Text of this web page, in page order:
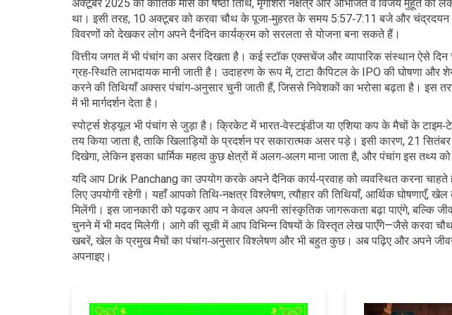
अक्टूबर 2025 को कार्तिक मास की षष्ठी तिथि, मृगशिरा नक्षत्र और अभिजित व विजय मुहूर्त को
था। इसी तरह, 10 अक्टूबर को करवा चौथ के पूजा‑मुहरत के समय 5:57‑7:11 बजे और चंद्रदयन
विवरणों को देखकर लोग अपने दैनंदिन कार्यक्रम को सरलता से योजना बना सकते हैं।
वित्तीय जगत में भी पंचांग का असर दिखता है। कई स्टॉक एक्सचेंज और व्यापारिक संस्थान ऐसे
ग्रह‑स्थिति लाभदायक मानी जाती है। उदाहरण के रूप में, टाटा कैपिटल के IPO की घोषणा और
करने की तिथियाँ अक्सर पंचांग‑अनुसार चुनी जाती हैं, जिससे निवेशकों का भरोसा बढ़ता है। इस
में भी मार्गदर्शन देता है।
स्पोर्ट्स शेड्यूल भी पंचांग से जुड़ा है। क्रिकेट में भारत‑वेस्टइंडीज या एशिया कप के मैचों के
तय किया जाता है, ताकि खिलाड़ियों के प्रदर्शन पर सकारात्मक असर पड़े। इसी कारण, 21
दिखेगा, लेकिन इसका धार्मिक महत्व कुछ क्षेत्रों में अलग‑अलग माना जाता है, और पंचांग इस तथ्य को
यदि आप Drik Panchang का उपयोग करके अपने दैनिक कार्य‑प्रवाह को व्यवस्थित करना चाहते
लिए उपयोगी रहेगी। यहाँ आपको तिथि‑नक्षत्र विश्लेषण, त्यौहार की तिथियाँ, आर्थिक घोषणाएँ,
मिलेंगी। इस जानकारी को पढ़कर आप न केवल अपनी सांस्कृतिक जागरूकता बढ़ा पाएंगे, बल्कि
चुनने में भी मदद मिलेगी। आगे की सूची में आप विभिन्न विषयों के विस्तृत लेख पाएँगे—जैसे करवा
खबरें, खेल के प्रमुख मैचों का पंचांग‑अनुसार विश्लेषण और भी बहुत कुछ। अब पढ़िए और अपने
अपनाइए।